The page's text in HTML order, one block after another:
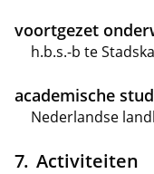
voortgezet
h.b.s.-b te
academische
Nederlandse
Activiteiten